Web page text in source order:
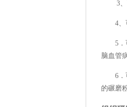
3、可
4、可
5．可
脑血管
6．可
的碾磨